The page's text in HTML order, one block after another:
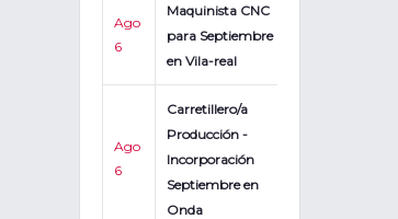
Ago
6
Maquinista CNC
para Septiembre
en Vila-real
Ago
6
Carretillero/a
Producción -
Incorporación
Septiembre en
Onda